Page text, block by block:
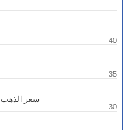
سعر الذهب
30
40
35